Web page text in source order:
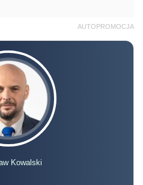
AUTOPROMOCJA
Kowalski